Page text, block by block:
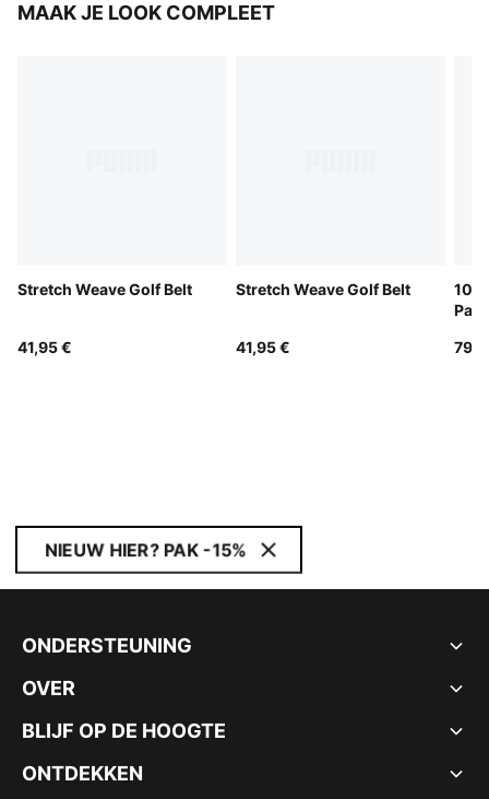
MAAK JE LOOK COMPLEET
Stretch Weave Golf Belt
41,95 €
Stretch Weave Golf Belt
41,95 €
101
NIEUW HIER? PAK -15%
ONDERSTEUNING
OVER
BLIJF OP DE HOOGTE
ONTDEKKEN